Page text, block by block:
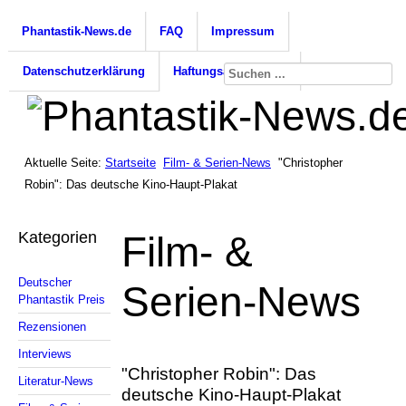
Phantastik-News.de FAQ Impressum
Datenschutzerklärung Haftungsausschluss
Aktuelle Seite: Startseite Film- & Serien-News "Christopher
Robin": Das deutsche Kino-Haupt-Plakat
Kategorien
Deutscher
Phantastik Preis
Rezensionen
Interviews
Literatur-News
Film- &
Serien-News
"Christopher Robin": Das
deutsche Kino-Haupt-Plakat